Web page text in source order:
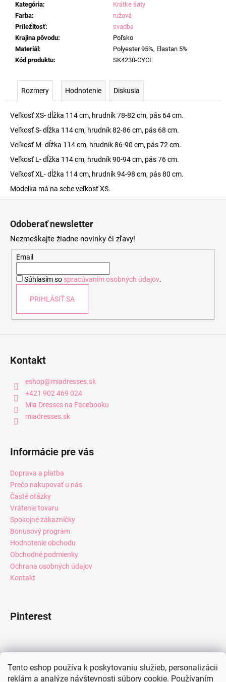
Tento eshop používa k poskytovaniu služieb, personalizácii
reklám a analýze návštevnosti súbory cookie. Používaním
Kategória:
Krátke šaty
Farba:
ružová
Príležitosť:
svadba
Krajina pôvodu:
Poľsko
Materiál :
Polyester 95%, Elastan 5%
Kód produktu: SK4230-CYCL
Rozmery Hodnotenie Diskusia
Veľkosť XS- dĺžka 114 cm, hrudník 78-82 cm, pás 64 cm.
Veľkosť S- dĺžka 114 cm, hrudník 82-86 cm, pás 68 cm.
Veľkosť M- dĺžka 114 cm, hrudník 86-90 cm, pás 72 cm.
Veľkosť L- dĺžka 114 cm, hrudník 90-94 cm, pás 76 cm.
Veľkosť XL- dĺžka 114 cm, hrudník 94-98 cm, pás 80 cm.
Modelka má na sebe veľkosť XS.
Odoberať newsletter
Nezmeškajte žiadne novinky či zľavy!
Email
Súhlasím so spracúvaním osobných údajov.
PRIHLÁSIŤ SA
Kontakt
eshop@miadresses.sk
+421 902 469 024
Mia Dresses na Facebooku
miadresses.sk
Informácie pre vás
Doprava a platba
Prečo nakupovať u nás
Časté otázky
Vrátenie tovaru
Spokojné zákazníčky
Bonusový program
Hodnotenie obchodu
Obchodné podmienky
Ochrana osobných údajov
Kontakt
Pinterest